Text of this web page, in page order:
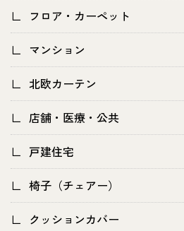
フロア・カーペット
マンション
北欧カーテン
店舗・医療・公共
戸建住宅
椅子（チェアー）
クッションカバー